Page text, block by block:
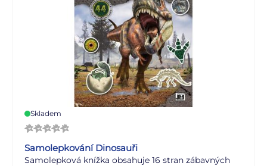
Skladem
Samolepkování Dinosauři
Samolepková knížka obsahuje 16 stran zábavných